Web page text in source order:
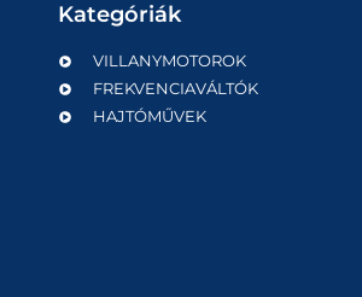
Kategóriák
VILLANYMOTOROK
FREKVENCIAVÁLTÓK
HAJTÓMŰVEK